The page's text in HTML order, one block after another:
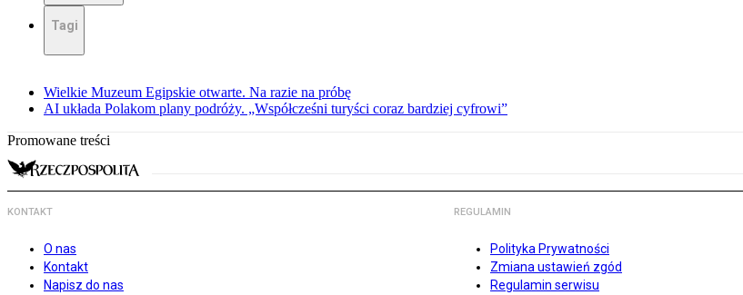
Tagi
Wielkie Muzeum Egipskie otwarte. Na razie na próbę
AI układa Polakom plany podróży. „Współcześni turyści coraz bardziej cyfrowi”
Promowane treści
KONTAKT
O nas
Kontakt
Napisz do nas
REGULAMIN
Polityka Prywatności
Zmiana ustawień zgód
Regulamin serwisu